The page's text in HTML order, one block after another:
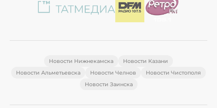
Новости Нижнекамска
Новости Казани
Новости Альметьевска
Новости Челнов
Новости Чистополя
Новости Заинска